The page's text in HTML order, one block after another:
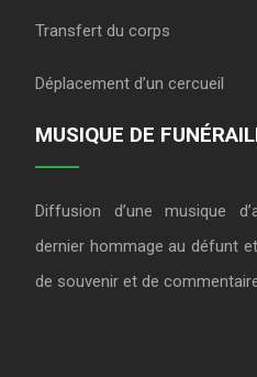
Transfert du corps
Déplacement d’un cercueil
MUSIQUE DE
Diffusion d’une musique
dernier hommage au défunt
de souvenir et de